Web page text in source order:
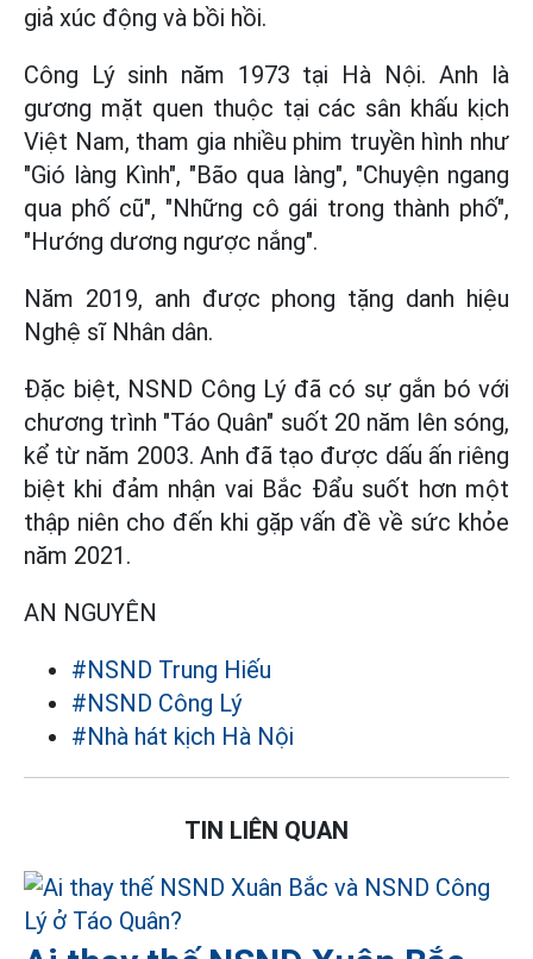
giả xúc động và bồi hồi.
Công Lý sinh năm 1973 tại Hà Nội. Anh là
gương mặt quen thuộc tại các sân khấu kịch
Việt Nam, tham gia nhiều phim truyền hình như
"Gió làng Kình", "Bão qua làng", "Chuyện ngang
qua phố cũ", "Những cô gái trong thành phố",
"Hướng dương ngược nắng".
Năm 2019, anh được phong tặng danh hiệu
Nghệ sĩ Nhân dân.
Đặc biệt, NSND Công Lý đã có sự gắn bó với
chương trình "Táo Quân" suốt 20 năm lên sóng,
kể từ năm 2003. Anh đã tạo được dấu ấn riêng
biệt khi đảm nhận vai Bắc Đẩu suốt hơn một
thập niên cho đến khi gặp vấn đề về sức khỏe
năm 2021.
AN NGUYÊN
#NSND Trung Hiếu
#NSND Công Lý
#Nhà hát kịch Hà Nội
TIN LIÊN QUAN